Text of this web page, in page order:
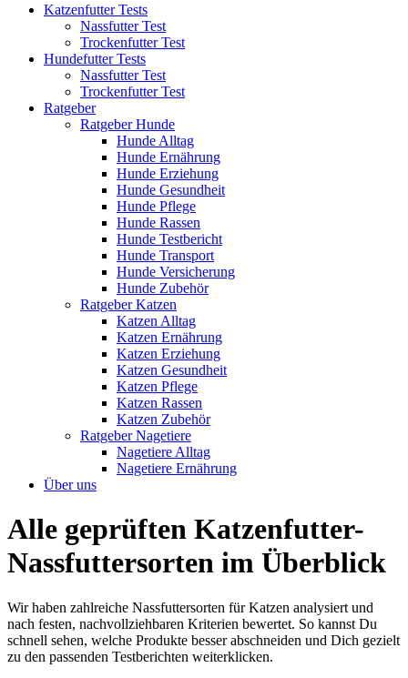
Katzenfutter Tests
Nassfutter Test
Trockenfutter Test
Hundefutter Tests
Nassfutter Test
Trockenfutter Test
Ratgeber
Ratgeber Hunde
Hunde Alltag
Hunde Ernährung
Hunde Erziehung
Hunde Gesundheit
Hunde Pflege
Hunde Rassen
Hunde Testbericht
Hunde Transport
Hunde Versicherung
Hunde Zubehör
Ratgeber Katzen
Katzen Alltag
Katzen Ernährung
Katzen Erziehung
Katzen Gesundheit
Katzen Pflege
Katzen Rassen
Katzen Zubehör
Ratgeber Nagetiere
Nagetiere Alltag
Nagetiere Ernährung
Über uns
Alle geprüften Katzenfutter-
Nassfuttersorten im Überblick
Wir haben zahlreiche Nassfuttersorten für Katzen analysiert und
nach festen, nachvollziehbaren Kriterien bewertet. So kannst Du
schnell sehen, welche Produkte besser abschneiden und Dich gezielt
zu den passenden Testberichten weiterklicken.